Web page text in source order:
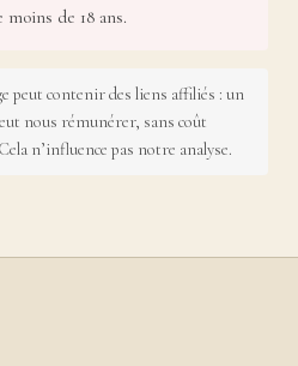
de 18 ans.
peut contenir des liens affiliés : un
nous rémunérer, sans coût
n’influence pas notre analyse.